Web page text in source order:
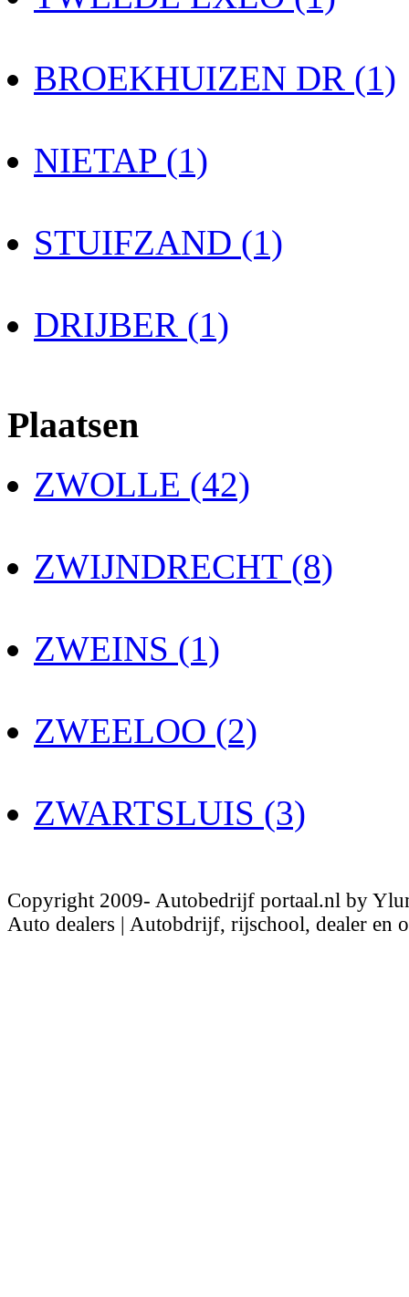
BROEKHUIZEN DR (1)
NIETAP (1)
STUIFZAND (1)
DRIJBER (1)
Plaatsen
ZWOLLE (42)
ZWIJNDRECHT (8)
ZWEINS (1)
ZWEELOO (2)
ZWARTSLUIS (3)
Copyright 2009- Autobedrijf portaal.nl by
Auto dealers | Autobdrijf, rijschool, dealer en